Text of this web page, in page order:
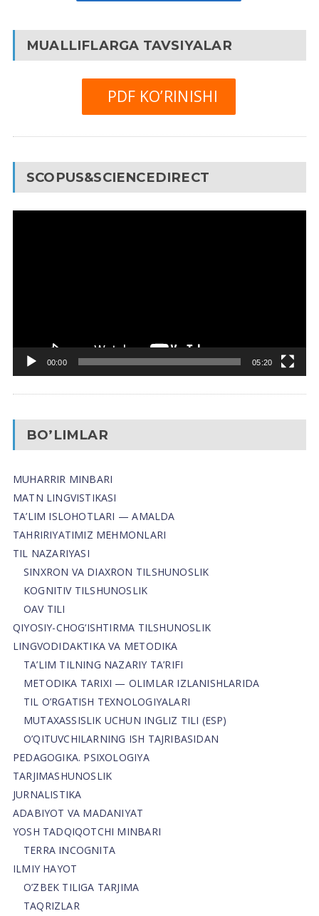
MUALLIFLARGA TAVSIYALAR
PDF KO’RINISHI
SCOPUS&SCIENCEDIRECT
00:00 05:20
BO’LIMLAR
MUHARRIR MINBARI
MATN LINGVISTIKASI
TA’LIM ISLOHOTLARI — AMALDA
TAHRIRIYATIMIZ MEHMONLARI
TIL NAZARIYASI
SINXRON VA DIAXRON TILSHUNOSLIK
KOGNITIV TILSHUNOSLIK
OAV TILI
QIYOSIY-CHOG‘ISHTIRMA TILSHUNOSLIK
LINGVODIDAKTIKA VA METODIKA
TA’LIM TILNING NAZARIY TA’RIFI
METODIKA TARIXI — OLIMLAR IZLANISHLARIDA
TIL O’RGATISH TEXNOLOGIYALARI
MUTAXASSISLIK UCHUN INGLIZ TILI (ESP)
O’QITUVCHILARNING ISH TAJRIBASIDAN
PEDAGOGIKA. PSIXOLOGIYA
TARJIMASHUNOSLIK
JURNALISTIKA
ADABIYOT VA MADANIYAT
YOSH TADQIQOTCHI MINBARI
TERRA INCOGNITA
ILMIY HAYOT
O’ZBEK TILIGA TARJIMA
TAQRIZLAR